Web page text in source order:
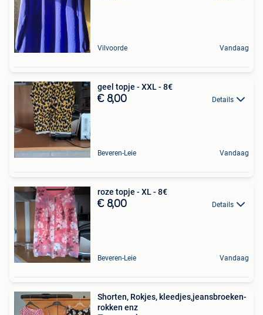
Vilvoorde Vandaag
geel topje - XXL - 8€
€ 8,00 Details
Beveren-Leie Vandaag
roze topje - XL - 8€
€ 8,00 Details
Beveren-Leie Vandaag
Shorten, Rokjes, kleedjes,jeansbroeken-
rokken enz